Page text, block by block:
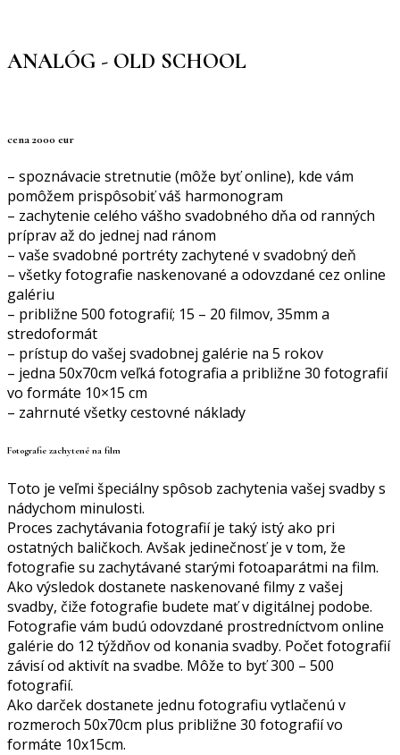
ANALÓG - OLD SCHOOL
cena 2000 eur
– spoznávacie stretnutie (môže byť online), kde vám
pomôžem prispôsobiť váš harmonogram
– zachytenie celého vášho svadobného dňa od ranných
príprav až do jednej nad ránom
– vaše svadobné portréty zachytené v svadobný deň
– všetky fotografie naskenované a odovzdané cez online
galériu
– približne 500 fotografií; 15 – 20 filmov, 35mm a
stredoformát
– prístup do vašej svadobnej galérie na 5 rokov
– jedna 50x70cm veľká fotografia a približne 30 fotografií
vo formáte 10×15 cm
– zahrnuté všetky cestovné náklady
Fotografie zachytené na film
Toto je veľmi špeciálny spôsob zachytenia vašej svadby s
nádychom minulosti.
Proces zachytávania fotografií je taký istý ako pri
ostatných baličkoch. Avšak jedinečnosť je v tom, že
fotografie su zachytávané starými fotoaparátmi na film.
Ako výsledok dostanete naskenované filmy z vašej
svadby, čiže fotografie budete mať v digitálnej podobe.
Fotografie vám budú odovzdané prostredníctvom online
galérie do 12 týždňov od konania svadby. Počet fotografií
závisí od aktivít na svadbe. Môže to byť 300 – 500
fotografií.
Ako darček dostanete jednu fotografiu vytlačenú v
rozmeroch 50x70cm plus približne 30 fotografií vo
formáte 10x15cm.